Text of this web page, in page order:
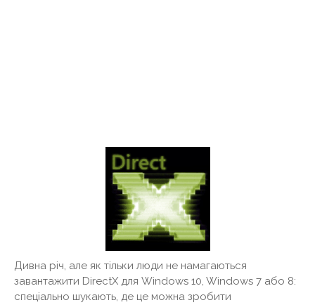
Дивна річ, але як тільки люди не намагаються
завантажити DirectX для Windows 10, Windows 7 або 8:
спеціально шукають, де це можна зробити